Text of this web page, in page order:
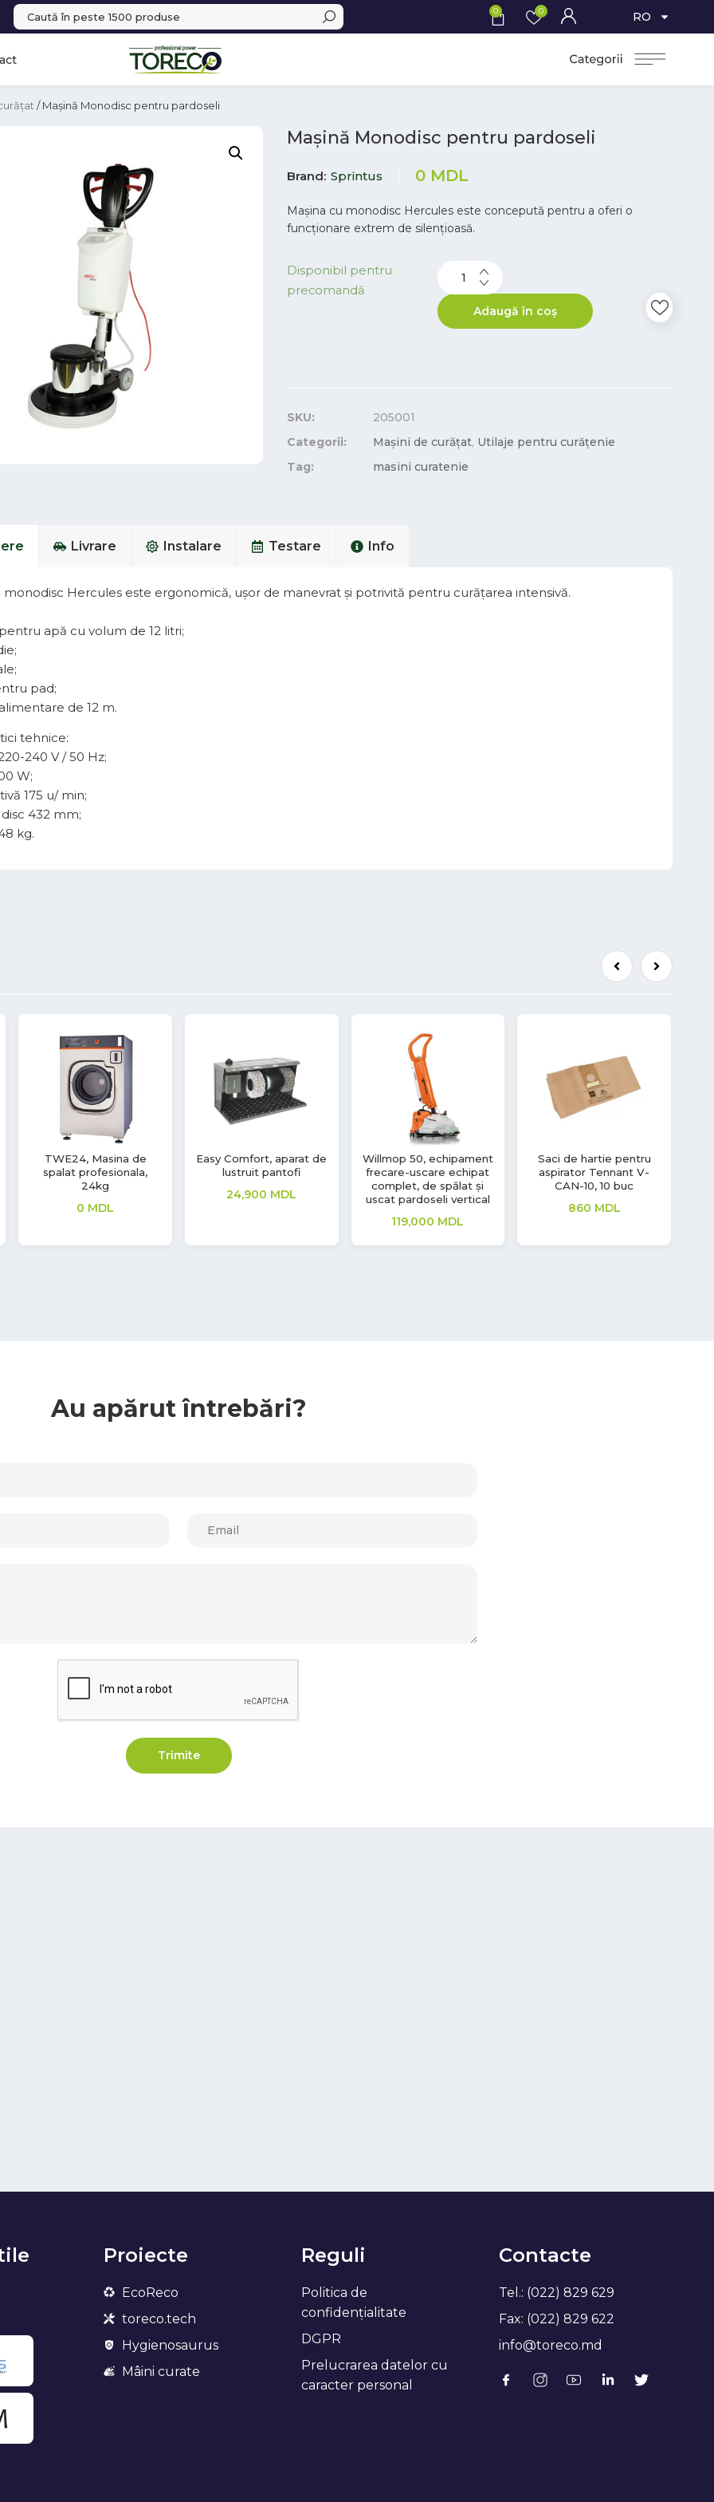
0 0 RO
/ Mașină Monodisc pentru pardoseli
Mașină Monodisc pentru pardoseli
Brand Sprintus 0 MDL
Mașina сu monodisc Hercules este concepută pentru a oferi o
funcționare extrem de silențioasă.
Disponibil pentru
precomandă
Adaugă în coș
SKU:
205001
Categorii:
Mașini de curățat, Utilaje pentru curățenie
Tag:
masini curatenie
Livrare Instalare Testare Info
monodisc Hercules este ergonomică, ușor de manevrat și potrivită pentru curățarea intensivă.
apă cu volum de 12 litri;
pad;
de 12 m.
tehnice:
240 V / 50 Hz;
W;
175 u/ min;
432 mm;
kg.
Saci de hartie pentru
aspirator Tennant V-
CAN-10, 10 buc
860MDL
TTD20, Uscator rufe
profesional, electric,
Masina frecare-uscare
echipata complet, T291
0MDL
Mașina Frecare-Uscare
VLX 1040S
0MDL
Au apărut întrebări?
Trimite
Proiecte
EcoReco
toreco.tech
Hygienosaurus
Mâini curate
Reguli
Politica de
confidențialitate
DGPR
Prelucrarea datelor cu
caracter personal
Contacte
Tel.: (022) 829 629
Fax: (022) 829 622
info@toreco.md